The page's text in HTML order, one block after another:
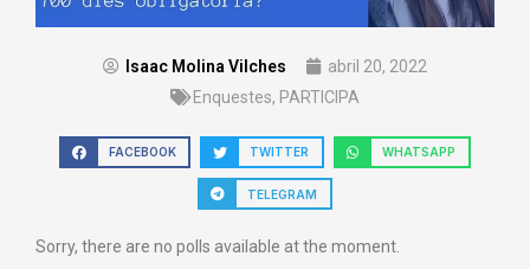
Isaac Molina Vilches
abril 20, 2022
Enquestes, PARTICIPA
FACEBOOK TWITTER WHATSAPP
TELEGRAM
Sorry, there are no polls available at the moment.